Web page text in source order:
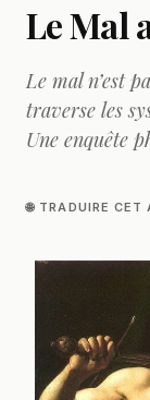
Le Mal
Le mal n’est
traverse les
Une enquête
🌐 TRADUIRE CET